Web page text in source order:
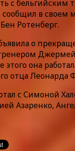
с бельгийским
в своем
Ротенберг.
о
она
отца Леонарда
с Симоной
Азаренко,